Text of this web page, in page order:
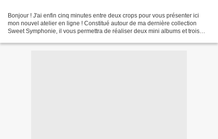
Bonjour ! J'ai enfin cinq minutes entre deux crops pour vous présenter ici
mon nouvel atelier en ligne ! Constitué autour de ma dernière collection
Sweet Symphonie, il vous permettra de réaliser deux mini albums et trois